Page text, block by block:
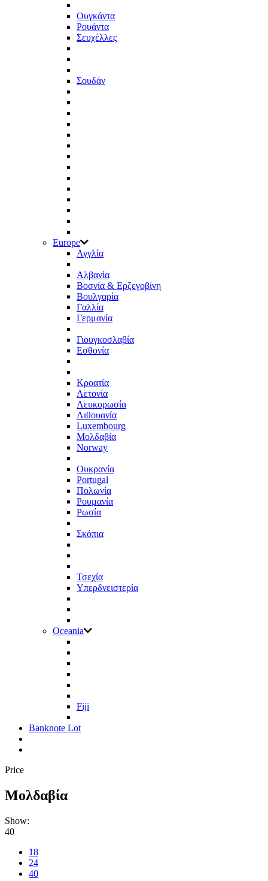
Ουγκάντα
Ρουάντα
Σευχέλλες
Σουδάν
Europe
Αγγλία
Αλβανία
Βοσνία & Ερζεγοβίνη
Βουλγαρία
Γαλλία
Γερμανία
Γιουγκοσλαβία
Εσθονία
Κροατία
Λετονία
Λευκορωσία
Λιθουανία
Luxembourg
Μολδαβία
Norway
Ουκρανία
Portugal
Πολωνία
Ρουμανία
Ρωσία
Σκόπια
Τσεχία
Υπερδνειστερία
Oceania
Fiji
Banknote Lot
Price
Μολδαβία
Show:
40
18
24
40